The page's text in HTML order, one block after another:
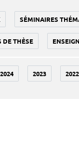
SÉMINAIRES
DE THÈSE
2024 2023 2022